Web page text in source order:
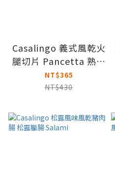
Casalingo 義式風乾火
腿切片 Pancetta 熟成
製作 可直接食用
NT$365
NT$430